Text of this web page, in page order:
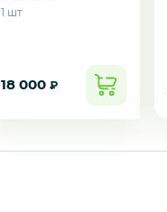
1 шт
18 000 ₽